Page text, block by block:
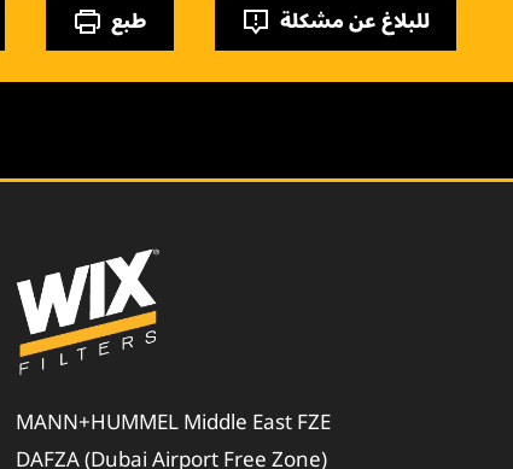
طبع للبلاغ عن مشكلة
MANN+HUMMEL Middle East FZE